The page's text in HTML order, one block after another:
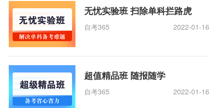
无忧实验班 扫除单科拦路虎
自考365 2022-01-16
超值精品班 随报随学
自考365 2022-01-16